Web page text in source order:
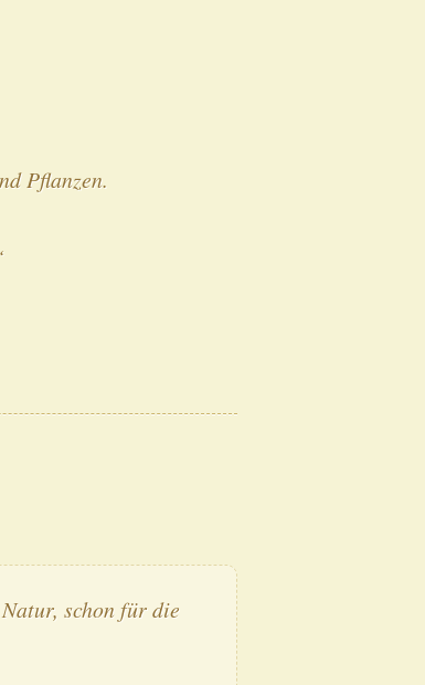
Pflanzen.
schon für die